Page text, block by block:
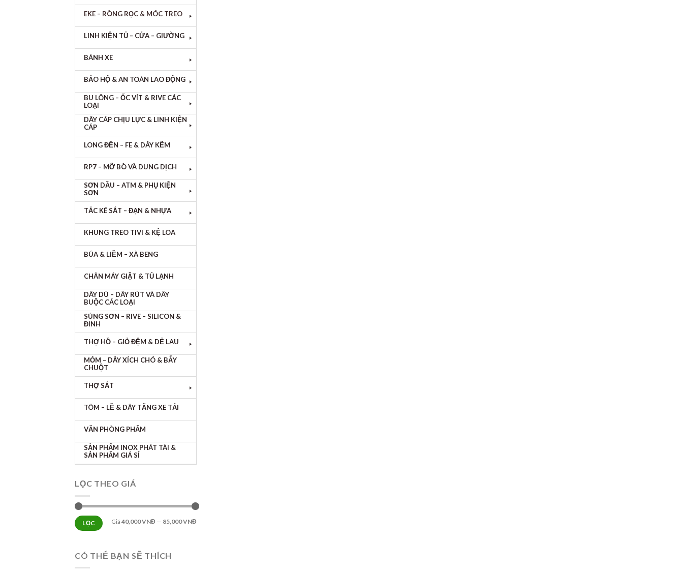
EKE – RÒNG RỌC & MÓC TREO
LINH KIỆN TỦ – CỬA – GIƯỜNG
BÁNH XE
BẢO HỘ & AN TOÀN LAO ĐỘNG
BU LÔNG – ỐC VÍT & RIVE CÁC
LOẠI
DÂY CÁP CHỊU LỰC & LINH KIỆN
CÁP
LONG ĐỀN – FE & DÂY KẼM
RP7 – MỠ BÒ VÀ DUNG DỊCH
SƠN DẦU – ATM & PHỤ KIỆN
SƠN
TẮC KÊ SẮT – ĐẠN & NHỰA
KHUNG TREO TIVI & KỆ LOA
BÚA & LIỀM – XÀ BENG
CHÂN MÁY GIẶT & TỦ LẠNH
DÂY DÙ – DÂY RÚT VÀ DÂY
BUỘC CÁC LOẠI
SÚNG SƠN – RIVE – SILICON &
ĐINH
THỢ HỒ – GIỎ ĐỆM & DẺ LAU
MỎM – DÂY XÍCH CHÓ & BẪY
CHUỘT
THỢ SẮT
TÔM – LỀ & DÂY TĂNG XE TẢI
VĂN PHÒNG PHẨM
SẢN PHẨM INOX PHÁT TÀI &
SẢN PHẨM GIÁ SỈ
LỌC THEO GIÁ
LỌC Giá 40,000 VNĐ — 85,000 VNĐ
CÓ THỂ BẠN SẼ THÍCH